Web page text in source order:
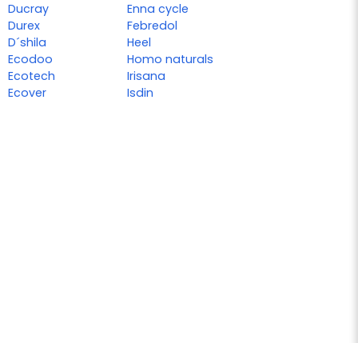
Ducray
Durex
D´shila
Ecodoo
Ecotech
Ecover
Enna cycle
Febredol
Heel
Homo naturals
Irisana
Isdin